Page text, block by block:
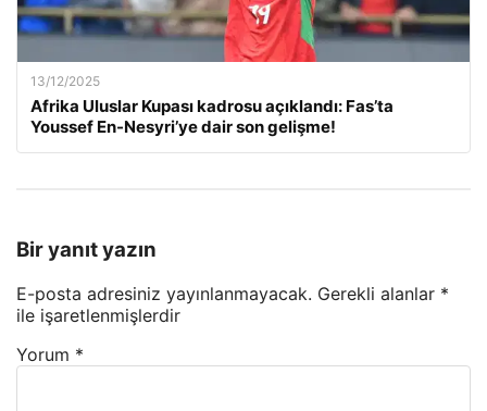
13/12/2025
Afrika Uluslar Kupası kadrosu açıklandı: Fas’ta
Youssef En-Nesyri’ye dair son gelişme!
Bir yanıt yazın
E-posta adresiniz yayınlanmayacak. Gerekli alanlar *
ile işaretlenmişlerdir
Yorum *